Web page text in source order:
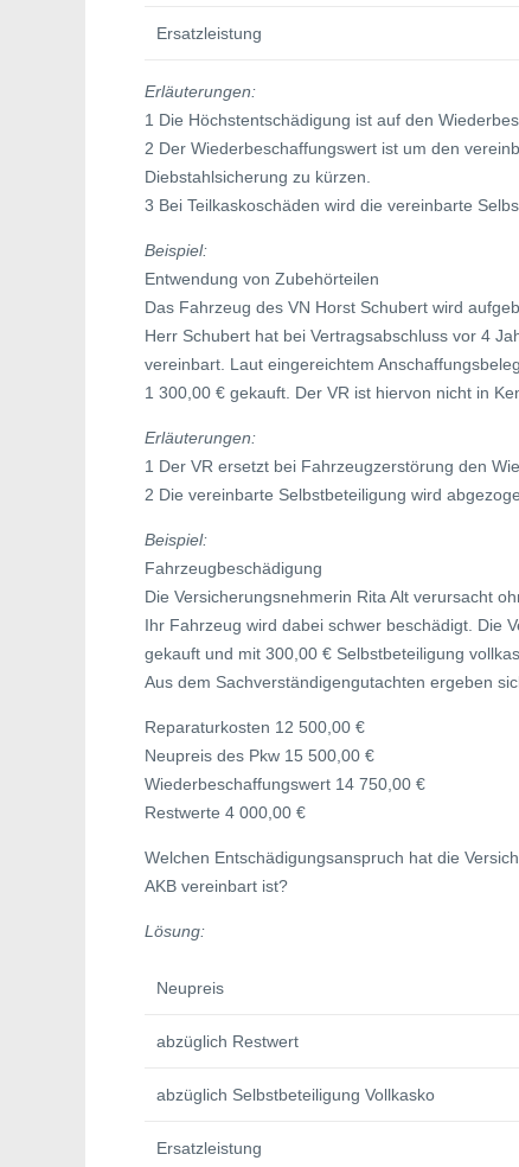
Ersatzleistung
Erläuterungen:
1 Die Höchstentschädigung ist auf den
2 Der Wiederbeschaffungswert ist um den
Diebstahlsicherung zu kürzen.
3 Bei Teilkaskoschäden wird die vereinbarte
Beispiel:
Entwendung von Zubehörteilen
Das Fahrzeug des VN Horst Schubert wird
Herr Schubert hat bei Vertragsabschluss vor 4
vereinbart. Laut eingereichtem
1 300,00 € gekauft. Der VR ist hiervon nicht in
Erläuterungen:
1 Der VR ersetzt bei Fahrzeugzerstörung den
2 Die vereinbarte Selbstbeteiligung wird
Beispiel:
Fahrzeugbeschädigung
Die Versicherungsnehmerin Rita Alt verursacht
Ihr Fahrzeug wird dabei schwer beschädigt. Die
gekauft und mit 300,00 € Selbstbeteiligung
Aus dem Sachverständigengutachten ergeben
Reparaturkosten 12 500,00 €
Neupreis des Pkw 15 500,00 €
Wiederbeschaffungswert 14 750,00 €
Restwerte 4 000,00 €
Welchen Entschädigungsanspruch hat die
AKB vereinbart ist?
Lösung:
Neupreis
abzüglich Restwert
abzüglich Selbstbeteiligung Vollkasko
Ersatzleistung